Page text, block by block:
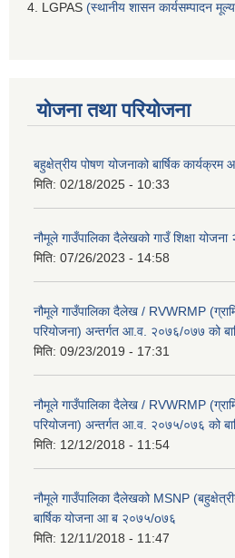
4. LGPAS (स्थानीय शासन कार्यसम्पादन
योजना तथा परियोजना
बहुक्षेत्रीय पोषण योजनाको बार्षिक
मिति: 02/18/2025 - 10:33
नौमूले गाउँपालिका दैलेखको गाउँ शिक्षा
मिति: 07/26/2023 - 14:58
नौमूले गाउँपालिका दैलेख / RVWRMP
परियोजना) अन्तर्गत आ.व. २०७६/०७७ को
मिति: 09/23/2019 - 17:31
नौमूले गाउँपालिका दैलेख / RVWRMP
परियोजना) अन्तर्गत आ.व. २०७५/०७६ को
मिति: 12/12/2018 - 11:54
नौमूले गाउँपालिका दैलेखको MSNP
बार्षिक योजना आ ब २०७५/o७६
मिति: 12/11/2018 - 11:47